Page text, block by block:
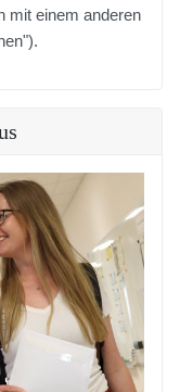
mit einem anderen